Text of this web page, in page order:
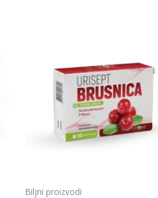
Biljni proizvodi